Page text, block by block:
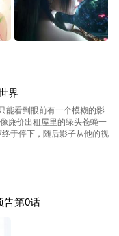
界
能看到眼前有一个模糊的影
廉价出租屋里的绿头苍蝇一
于停下，随后影子从他的视
告第0话